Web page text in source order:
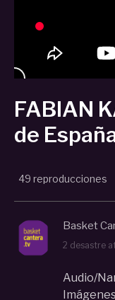
FABIAN
de
49 reproducciones
Basket
2 desastre
Audio/